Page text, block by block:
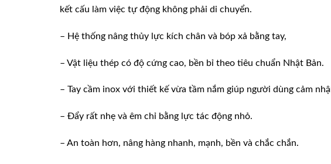
kết cấu làm việc tự động không phải di chuyển.
– Hệ thống nâng thủy lực kích chân và bóp xả bằng tay,
– Vật liệu thép có độ cứng cao, bền bỉ theo tiêu chuẩn Nhật Bản.
– Tay cầm inox với thiết kế vừa tầm nắm giúp người dùng cảm
– Đẩy rất nhẹ và êm chỉ bằng lực tác động nhỏ.
– An toàn hơn, nâng hàng nhanh, mạnh, bền và chắc chắn.